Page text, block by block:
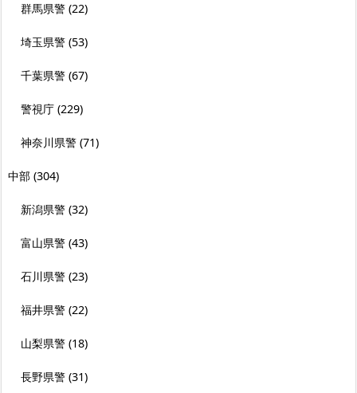
群馬県警 (22)
埼玉県警 (53)
千葉県警 (67)
警視庁 (229)
神奈川県警 (71)
中部 (304)
新潟県警 (32)
富山県警 (43)
石川県警 (23)
福井県警 (22)
山梨県警 (18)
長野県警 (31)